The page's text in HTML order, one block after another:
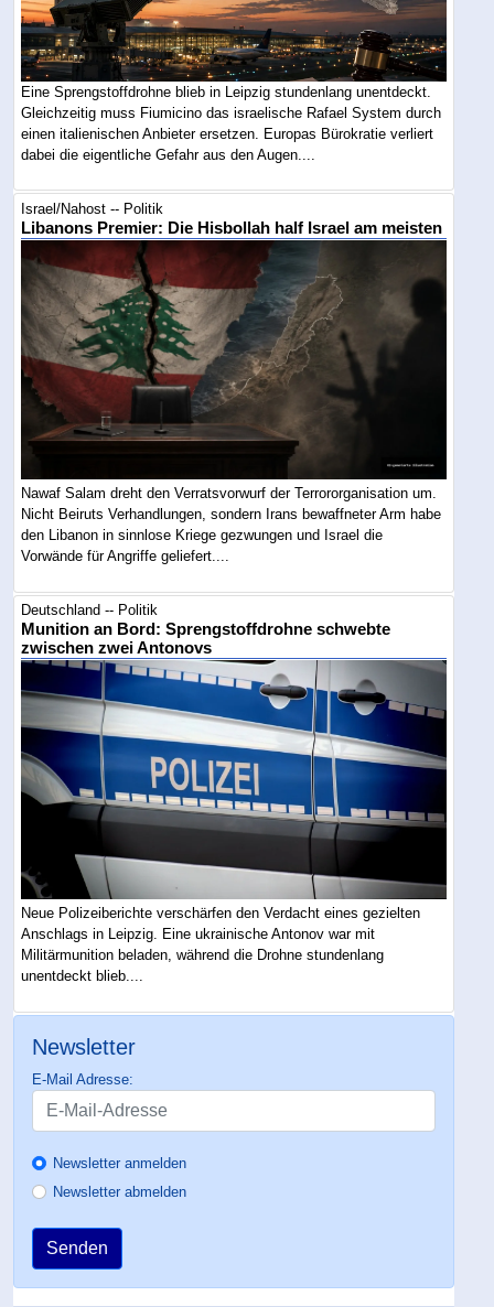
Eine Sprengstoffdrohne blieb in Leipzig stundenlang unentdeckt.
Gleichzeitig muss Fiumicino das israelische Rafael System durch
einen italienischen Anbieter ersetzen. Europas Bürokratie verliert
dabei die eigentliche Gefahr aus den Augen....
Israel/Nahost -- Politik
Libanons Premier: Die Hisbollah half Israel am meisten
Nawaf Salam dreht den Verratsvorwurf der Terrororganisation um.
Nicht Beiruts Verhandlungen, sondern Irans bewaffneter Arm habe
den Libanon in sinnlose Kriege gezwungen und Israel die
Vorwände für Angriffe geliefert....
Deutschland -- Politik
Munition an Bord: Sprengstoffdrohne schwebte
zwischen zwei Antonovs
Neue Polizeiberichte verschärfen den Verdacht eines gezielten
Anschlags in Leipzig. Eine ukrainische Antonov war mit
Militärmunition beladen, während die Drohne stundenlang
unentdeckt blieb....
Newsletter
E-Mail Adresse:
Newsletter anmelden
Newsletter abmelden
Senden